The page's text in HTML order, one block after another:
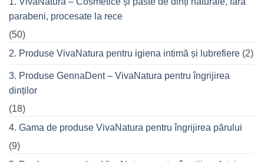
musculare
ale
de
care
seară
cu
în
oraș
parabeni, procesate la rece
(50)
2. Produse VivaNatura pentru igiena intimă și lubrefiere (2)
3. Produse GennaDent – VivaNatura pentru îngrijirea
dinților
(18)
4. Gama de produse VivaNatura pentru îngrijirea părului
(9)